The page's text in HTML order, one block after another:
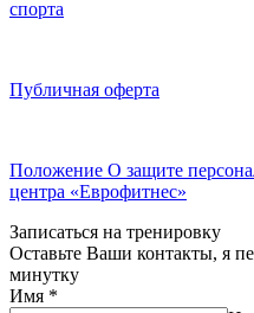
спорта
Публичная оферта
Положение О защите
центра «Еврофитнес»
Записаться на тренировку
Оставьте Ваши контакты, я
минутку
Имя *